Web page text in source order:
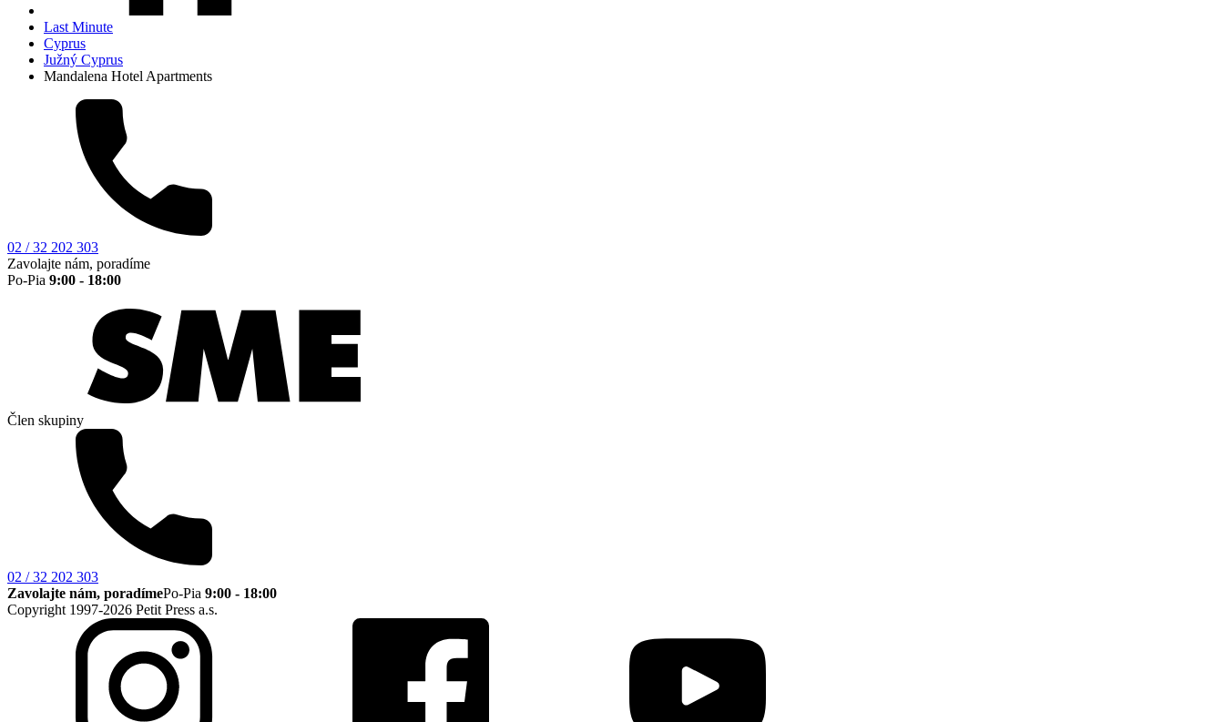
Last Minute
Cyprus
Južný Cyprus
Mandalena Hotel Apartments
02 / 32 202 303
Zavolajte nám, poradíme
Po-Pia 9:00 - 18:00
Člen skupiny
02 / 32 202 303
Zavolajte nám, poradímePo-Pia 9:00 - 18:00
Copyright 1997-2026 Petit Press a.s.